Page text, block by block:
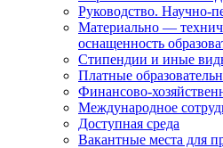
Руководство. Научно-
Материально —
оснащенность
Стипендии и иные
Платные
Финансово-
Международное
Доступная среда
Вакантные места для